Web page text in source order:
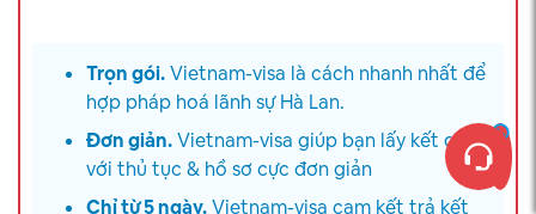
Trọn gói.Vietnam-visa là cách nhanh nhất để
hợp pháp hoá lãnh sự Hà Lan.
Đơn giản.Vietnam-visa giúp bạn lấy kết quả
với thủ tục & hồ sơ cực đơn giản
Chỉ từ 5 ngày.Vietnam-visa cam kết trả kết